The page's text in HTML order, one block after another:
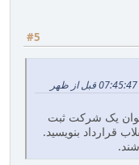
#5
یک شرکت ثبت
قرارداد بنویسید.